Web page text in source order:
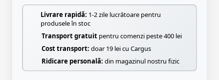
Livrare rapidă: 1-2 zile lucrătoare pentru
produsele în stoc
Transport gratuit pentru comenzi peste 400 lei
Cost transport: doar 19 lei cu Cargus
Ridicare personală: din magazinul nostru fizic